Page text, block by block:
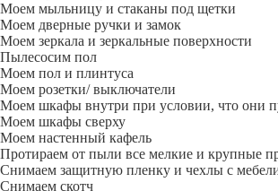
Моем мыльницу и стаканы под щетки
Моем дверные ручки и замок
Моем зеркала и зеркальные поверхности
Пылесосим пол
Моем пол и плинтуса
Моем розетки/ выключатели
Моем шкафы внутри при условии, что они
Моем шкафы сверху
Моем настенный кафель
Протираем от пыли все мелкие и крупные
Снимаем защитную пленку и чехлы с
Снимаем скотч